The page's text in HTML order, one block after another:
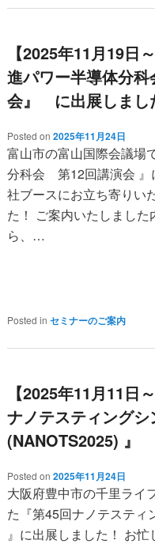
【2025年11月19
進パワー半導体分
会』 に出展しまし
Posted on 2025年11月24日
富山市の富山国際会議場
分科会 第12回講演会 』
社ブースにお立ち寄りい
た！ ご案内いたしまし
ら、…
Posted in セミナーのご案内
【2025年11月11
ナノテスティング
(NANOTS2025) 』
Posted on 2025年11月24日
大阪府豊中市の千里ライ
た『第45回ナノテスティ
』に出展しました！ お